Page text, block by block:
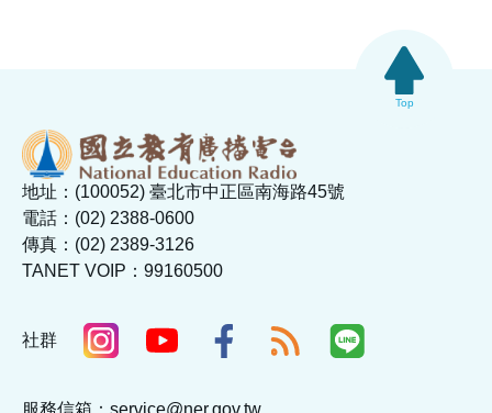
地址：(100052) 臺北市中正區南海路45號
電話：(02) 2388-0600
傳真：(02) 2389-3126
TANET VOIP：99160500
社群
Top